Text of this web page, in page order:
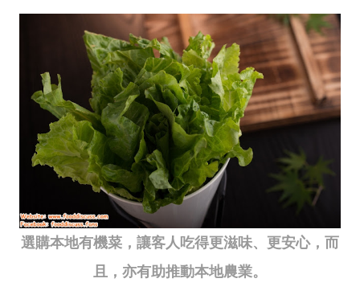
選購本地有機菜，讓客人吃得更滋味、更安心，而
且，亦有助推動本地農業。